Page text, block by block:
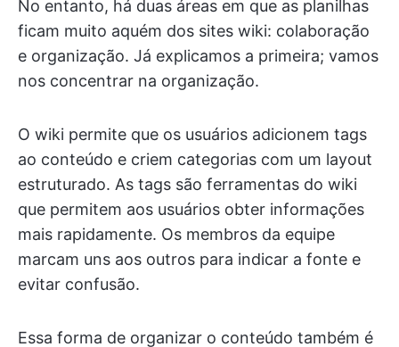
No entanto, há duas áreas em que as planilhas
ficam muito aquém dos sites wiki: colaboração
e organização. Já explicamos a primeira; vamos
nos concentrar na organização.
O wiki permite que os usuários adicionem tags
ao conteúdo e criem categorias com um layout
estruturado. As tags são ferramentas do wiki
que permitem aos usuários obter informações
mais rapidamente. Os membros da equipe
marcam uns aos outros para indicar a fonte e
evitar confusão.
Essa forma de organizar o conteúdo também é